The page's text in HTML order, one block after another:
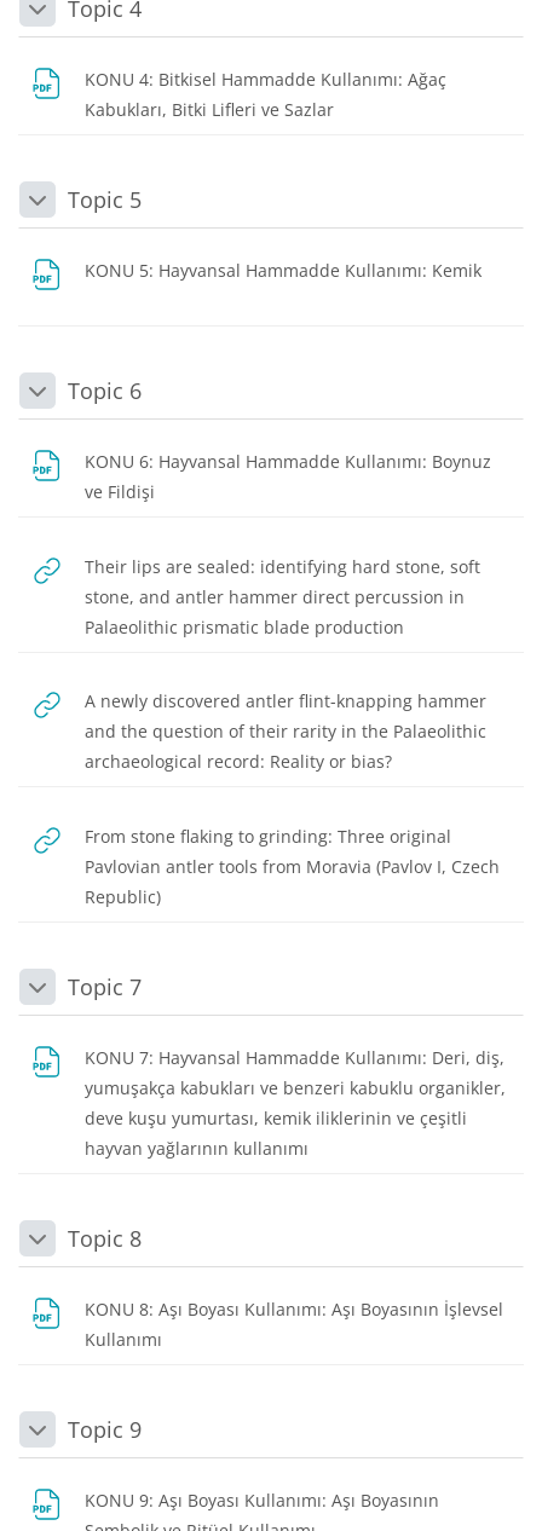
DaraltTopic 4
KONU 4: Bitkisel Hammadde Kullanımı: Ağaç
Kabukları, Bitki Lifleri ve Sazlar
DaraltTopic 5
KONU 5: Hayvansal Hammadde Kullanımı: KemikDosya
DaraltTopic 6
KONU 6: Hayvansal Hammadde Kullanımı: Boynuz
ve Fildişi
Their lips are sealed: identifying hard stone, soft
stone, and antler hammer direct percussion in
Palaeolithic prismatic blade production
A newly discovered antler flint-knapping hammer
and the question of their rarity in the Palaeolithic
archaeological record: Reality or bias?URL
From stone flaking to grinding: Three original
Pavlovian antler tools from Moravia (Pavlov I, Czech
Republic)URL
DaraltTopic 7
KONU 7: Hayvansal Hammadde Kullanımı: Deri, diş,
yumuşakça kabukları ve benzeri kabuklu organikler,
deve kuşu yumurtası, kemik iliklerinin ve çeşitli
hayvan yağlarının kullanımı
DaraltTopic 8
KONU 8: Aşı Boyası Kullanımı: Aşı Boyasının İşlevsel
Kullanımı
DaraltTopic 9
KONU 9: Aşı Boyası Kullanımı: Aşı Boyasının